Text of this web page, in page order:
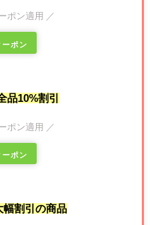
ポン適用 ／
ポン
品10%割引
ポン適用 ／
ポン
幅割引の商品